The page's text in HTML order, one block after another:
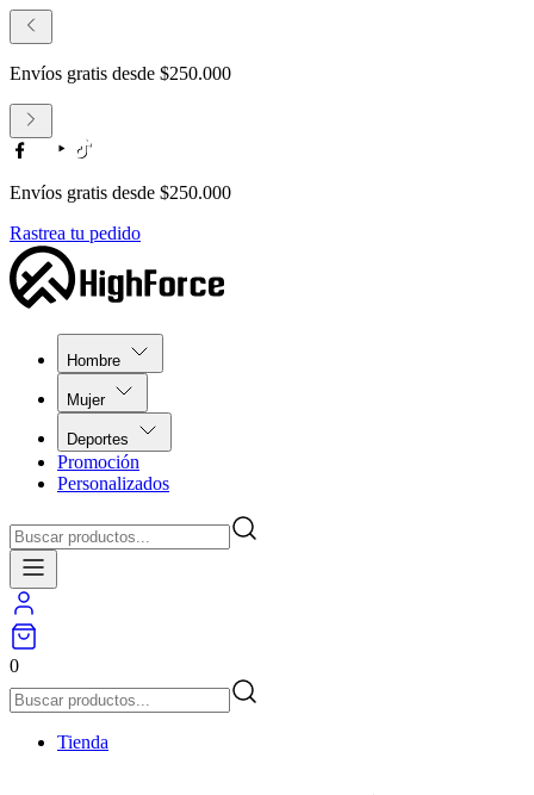
Envíos gratis desde $250.000
Envíos gratis desde $250.000
Rastrea tu pedido
Hombre
Mujer
Deportes
Promoción
Personalizados
0
Tienda